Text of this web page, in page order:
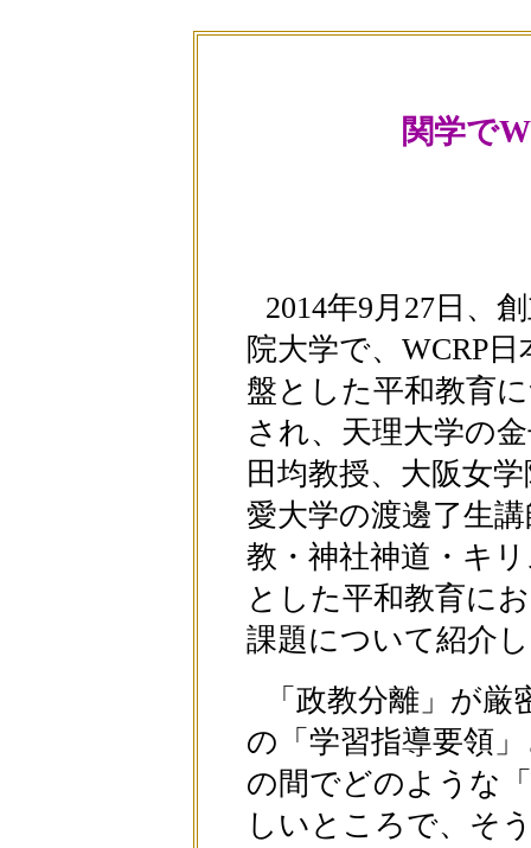
関学で
2014年9月27日、
院大学で、WCRP
盤とした平和教育
され、天理大学の
田均教授、大阪女
愛大学の渡邊了生
教・神社神道・キ
とした平和教育に
課題について紹介
「政教分離」が
の「学習指導要領
の間でどのような
しいところで、そ